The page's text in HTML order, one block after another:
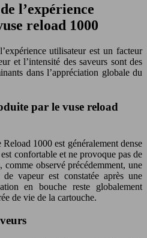
l’expérience
reload 1000
utilisateur est un facteur
et l’intensité des saveurs sont des
dans l’appréciation globale du
par le vuse reload
1000 est généralement dense
confortable et ne provoque pas de
observé précédemment, une
vapeur est constatée après une
en bouche reste globalement
de vie de la cartouche.